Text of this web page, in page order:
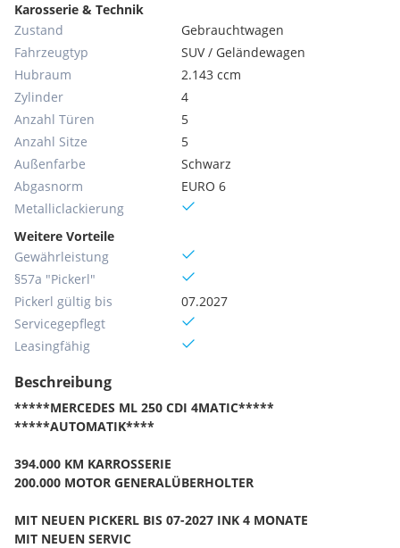
Karosserie & Technik
Zustand
Gebrauchtwagen
Fahrzeugtyp
SUV / Geländewagen
Hubraum
2.143 ccm
Zylinder
4
Anzahl Türen
5
Anzahl Sitze
5
Außenfarbe
Schwarz
Abgasnorm
EURO 6
Metallic­lackierung
Weitere Vorteile
Gewährleistung
§57a "Pickerl"
Pickerl gültig bis
07.2027
Servicegepflegt
Leasingfähig
Beschreibung
*****MERCEDES ML 250 CDI 4MATIC*****
*****AUTOMATIK****
394.000 KM KARROSSERIE
200.000 MOTOR GENERALÜBERHOLTER
MIT NEUEN PICKERL BIS 07-2027 INK 4 MONATE
MIT NEUEN SERVIC